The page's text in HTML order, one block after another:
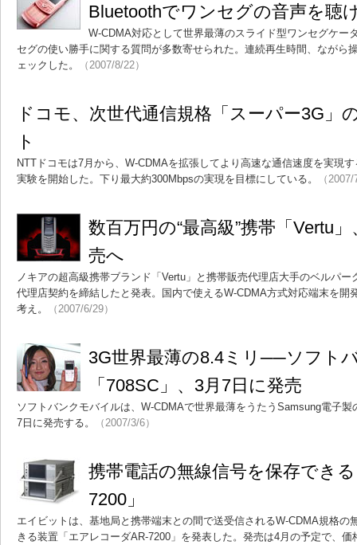
Bluetoothでワンセグの音声を
W-CDMA対応として世界最薄のスライド型ワンセグケー
セグの使い勝手に関する質問が多数寄せられた。連続再生時間、ながら
ェックした。
（2007/8/22）
ドコモ、次世代通信規格「スーパー3G」
ト
NTTドコモは7月から、W-CDMAを拡張してより高速な通信速度を実現
実験を開始した。下り最大約300Mbpsの実現を目標にしている。
（
数百万円の“最高級”携帯「Vertu
売へ
ノキアの超高級携帯ブランド「Vertu」と携帯販売代理店大手のベルパ
代理店契約を締結したと発表。国内で使えるW-CDMA方式対応端末を開
考え。
（2007/6/29）
3G世界最薄の8.4ミリ──ソフト
「708SC」、3月7日に発売
ソフトバンクモバイルは、W-CDMAで世界最薄をうたうSamsung電子
7日に発売する。
（2007/3/6）
携帯電話の無線信号を保存でき
7200」
エイビットは、基地局と携帯端末との間で送受信されるW-CDMA規格の
きる装置「エアレコーダAR-7200」を発表した。発売は4月の予定で、価